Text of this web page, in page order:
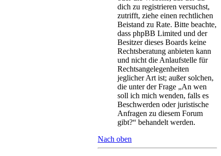
dich zu registrieren versuchst,
zutrifft, ziehe einen rechtlichen
Beistand zu Rate. Bitte beachte,
dass phpBB Limited und der
Besitzer dieses Boards keine
Rechtsberatung anbieten kann
und nicht die Anlaufstelle für
Rechtsangelegenheiten
jeglicher Art ist; außer solchen,
die unter der Frage „An wen
soll ich mich wenden, falls es
Beschwerden oder juristische
Anfragen zu diesem Forum
gibt?“ behandelt werden.
Nach oben